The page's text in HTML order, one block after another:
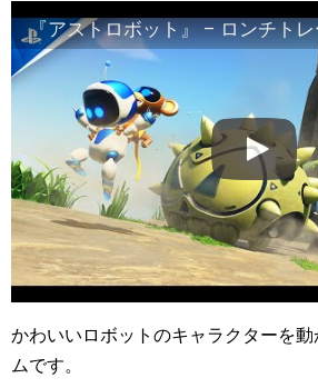
『アストロボット』 – ロンチト
かわいいロボットのキャラクターを
ムです。